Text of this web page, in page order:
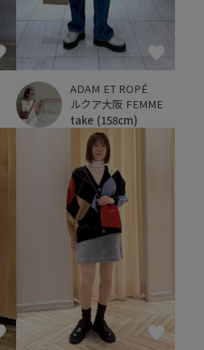
ADAM ET ROPÉ
ルクア大阪 FEMME
take (158cm)